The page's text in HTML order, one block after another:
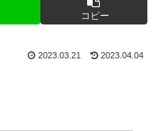
コピー
2023.03.21 2023.04.04